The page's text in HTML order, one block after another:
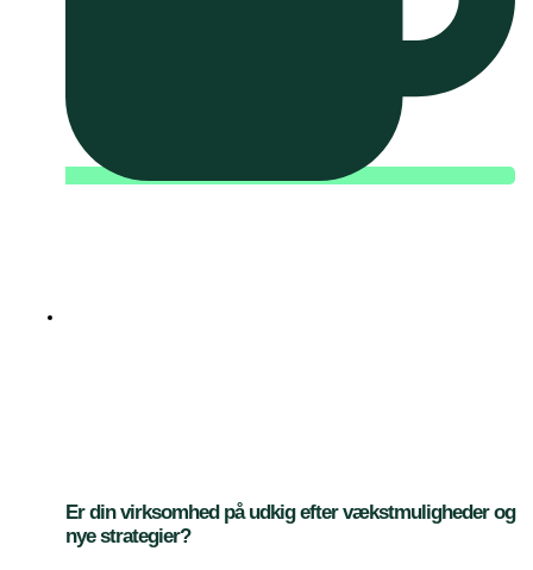
Er din virksomhed på udkig efter vækstmuligheder og
nye strategier?